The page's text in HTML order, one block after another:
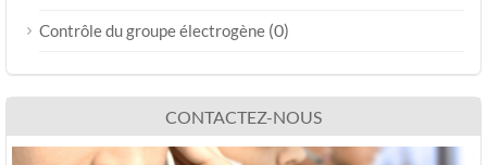
Contrôle du groupe électrogène (0)
CONTACTEZ-NOUS